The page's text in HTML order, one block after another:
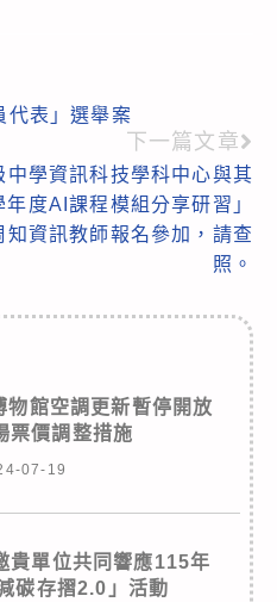
代表」選舉案
下一篇文章
中學資訊科技學科中心與其
度AI課程模組分享研習」
知資訊教師報名參加，請查
照。
物館空調更新暫停開放
票價調整措施
07-19
貴單位共同響應115年
碳存摺2.0」活動